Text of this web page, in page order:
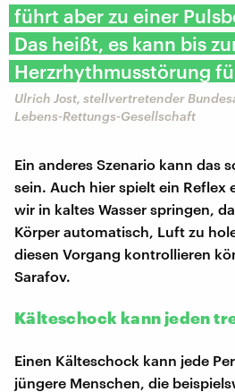
führt aber zu einer
Das heißt, es kann bis
Herzrhythmusstörung
Ulrich Jost, stellvertretender
Lebens-Rettungs-Gesellschaft
Ein anderes Szenario kann das
sein. Auch hier spielt ein Reflex
wir in kaltes Wasser springen,
Körper automatisch, Luft zu
diesen Vorgang kontrollieren
Sarafov.
Kälteschock kann jeden
Einen Kälteschock kann jede
jüngere Menschen, die